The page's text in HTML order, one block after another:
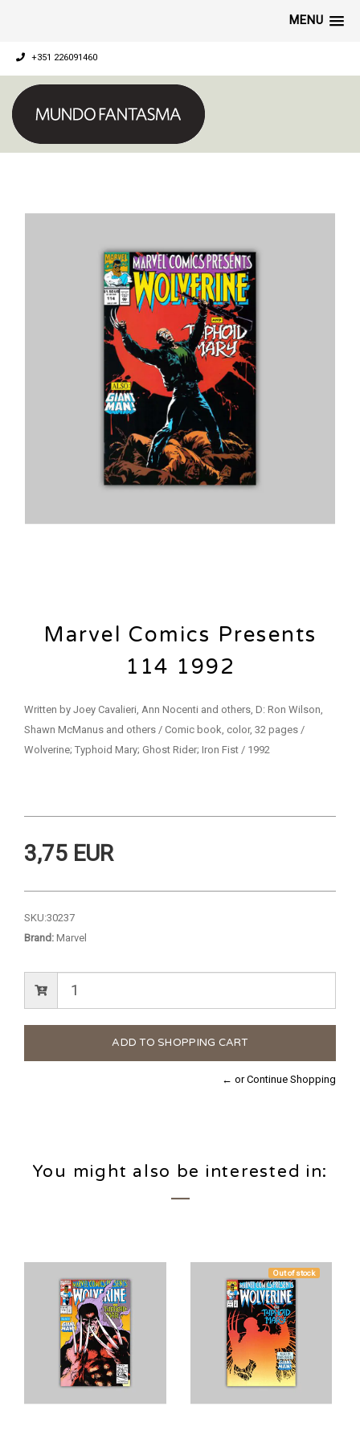
MENU
+351 226091460
Marvel Comics Presents
114 1992
Written by Joey Cavalieri, Ann Nocenti and others, D: Ron Wilson,
Shawn McManus and others / Comic book, color, 32 pages /
Wolverine; Typhoid Mary; Ghost Rider; Iron Fist / 1992
3,75 EUR
SKU:30237
Brand: Marvel
← or Continue Shopping
You might also be interested in:
Out of stock